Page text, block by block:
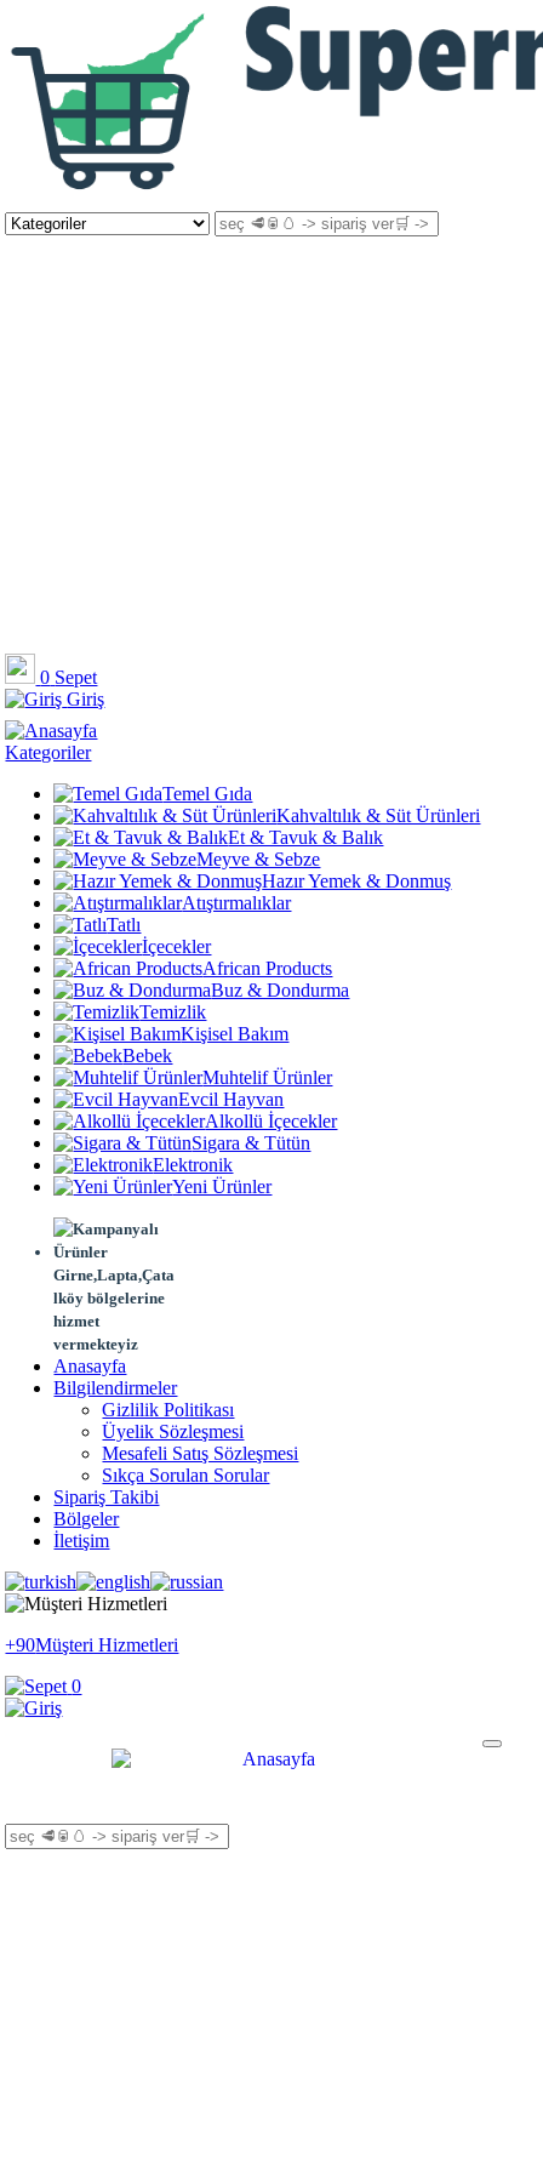
0 Sepet
Giriş
Kategoriler
Temel Gıda
Kahvaltılık & Süt Ürünleri
Et & Tavuk & Balık
Meyve & Sebze
Hazır Yemek & Donmuş
Atıştırmalıklar
Tatlı
İçecekler
African Products
Buz & Dondurma
Temizlik
Kişisel Bakım
Bebek
Muhtelif Ürünler
Evcil Hayvan
Alkollü İçecekler
Sigara & Tütün
Elektronik
Yeni Ürünler
Girne,Lapta,Çata
lköy bölgelerine
hizmet
vermekteyiz
Anasayfa
Bilgilendirmeler
Gizlilik Politikası
Üyelik Sözleşmesi
Mesafeli Satış Sözleşmesi
Sıkça Sorulan Sorular
Sipariş Takibi
Bölgeler
İletişim
+90Müşteri Hizmetleri
0